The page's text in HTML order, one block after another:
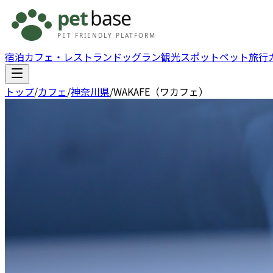
宿泊カフェ・レストラン ドッグラン観光スポットペット旅行
トップ/カフェ/神奈川県/WAKAFE（ワカフェ）